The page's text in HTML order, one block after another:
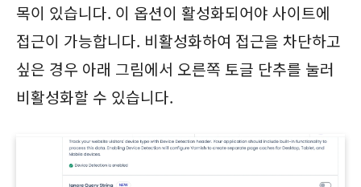
목이 있습니다. 이 옵션이 활성화되어야 사이트에
접근이 가능합니다. 비활성화하여 접근을 차단하고
싶은 경우 아래 그림에서 오른쪽 토글 단추를 눌러
비활성화할 수 있습니다.